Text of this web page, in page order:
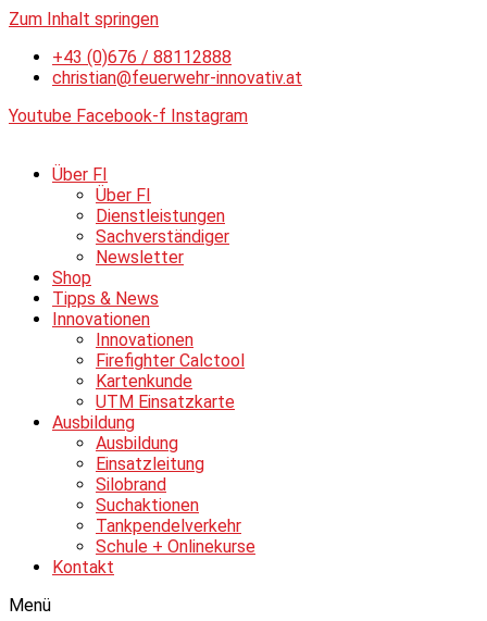
Zum Inhalt springen
+43 (0)676 / 88112888
christian@feuerwehr-innovativ.at
Youtube Facebook-f Instagram
Über FI
Über FI
Dienstleistungen
Sachverständiger
Newsletter
Shop
Tipps & News
Innovationen
Innovationen
Firefighter Calctool
Kartenkunde
UTM Einsatzkarte
Ausbildung
Ausbildung
Einsatzleitung
Silobrand
Suchaktionen
Tankpendelverkehr
Schule + Onlinekurse
Kontakt
Menü